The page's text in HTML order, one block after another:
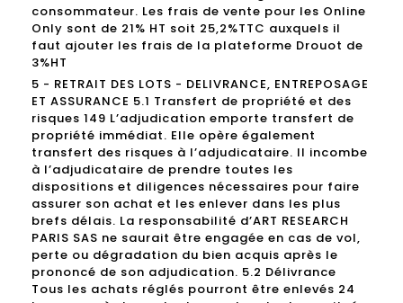
consommateur. Les frais de vente pour les Online
Only sont de 21% HT soit 25,2%TTC auxquels il
faut ajouter les frais de la plateforme Drouot de
3%HT
5 - RETRAIT DES LOTS - DELIVRANCE, ENTREPOSAGE
ET ASSURANCE 5.1 Transfert de propriété et des
risques 149 L’adjudication emporte transfert de
propriété immédiat. Elle opère également
transfert des risques à l’adjudicataire. Il incombe
à l’adjudicataire de prendre toutes les
dispositions et diligences nécessaires pour faire
assurer son achat et les enlever dans les plus
brefs délais. La responsabilité d’ART RESEARCH
PARIS SAS ne saurait être engagée en cas de vol,
perte ou dégradation du bien acquis après le
prononcé de son adjudication. 5.2 Délivrance
Tous les achats réglés pourront être enlevés 24